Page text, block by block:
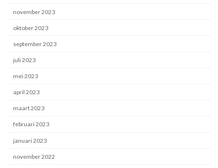
november 2023
oktober 2023
september 2023
juli 2023
mei 2023
april 2023
maart 2023
februari 2023
januari 2023
november 2022